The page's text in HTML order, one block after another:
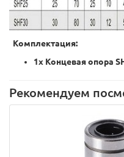
Комплектация:
1х Концевая опора
Рекомендуем